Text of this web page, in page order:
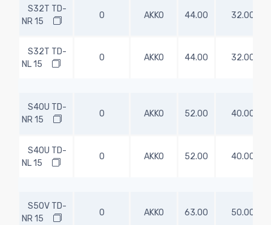
S32T TD-
NR 15
0 AKKO 44.00 32.00
S32T TD-
NL 15
0 AKKO 44.00 32.00
S40U TD-
NR 15
0 AKKO 52.00 40.00
S40U TD-
NL 15
0 AKKO 52.00 40.00
S50V TD-
NR 15
0 AKKO 63.00 50.00